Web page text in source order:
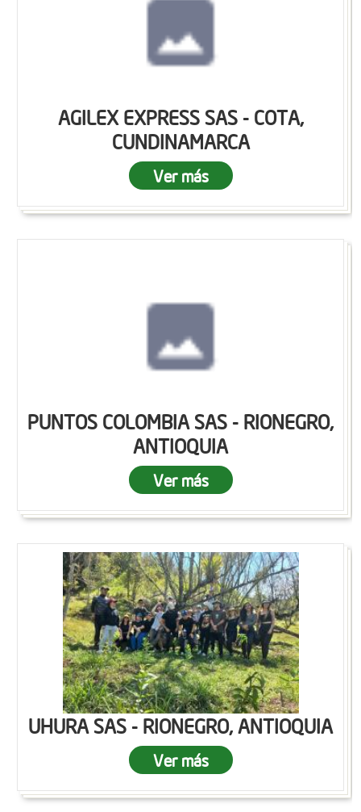
AGILEX EXPRESS SAS - COTA,
CUNDINAMARCA
Ver más
PUNTOS COLOMBIA SAS - RIONEGRO,
ANTIOQUIA
Ver más
UHURA SAS - RIONEGRO, ANTIOQUIA
Ver más